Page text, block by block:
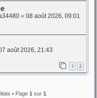
« 08 août 2026, 09:01
août 2026, 21:43
1 2
• Page 1 sur 1